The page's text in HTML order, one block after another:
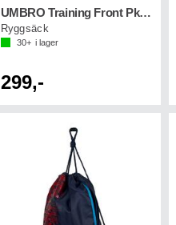
UMBRO Training Front Pkt Backpack
Ryggsäck
30+ i lager
299,-